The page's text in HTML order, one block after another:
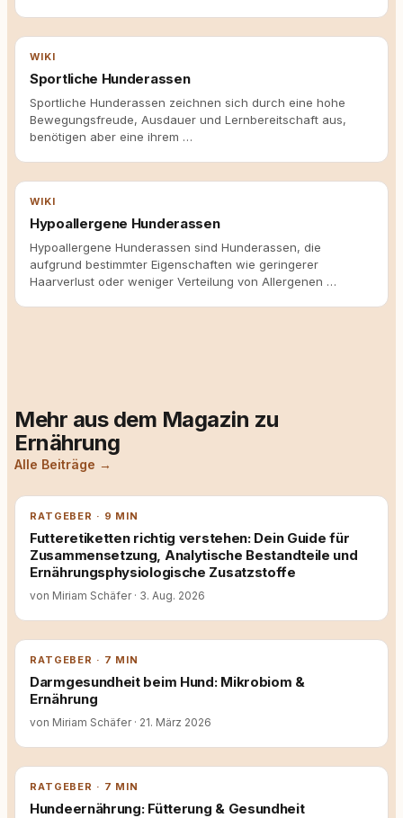
WIKI
Sportliche Hunderassen
Sportliche Hunderassen zeichnen sich durch eine hohe
Bewegungsfreude, Ausdauer und Lernbereitschaft aus,
benötigen aber eine ihrem …
WIKI
Hypoallergene Hunderassen
Hypoallergene Hunderassen sind Hunderassen, die
aufgrund bestimmter Eigenschaften wie geringerer
Haarverlust oder weniger Verteilung von Allergenen …
Mehr aus dem Magazin zu
Ernährung
Alle Beiträge →
RATGEBER · 9 MIN
Futteretiketten richtig verstehen: Dein Guide für
Zusammensetzung, Analytische Bestandteile und
Ernährungsphysiologische Zusatzstoffe
von Miriam Schäfer · 3. Aug. 2026
RATGEBER · 7 MIN
Darmgesundheit beim Hund: Mikrobiom &
Ernährung
von Miriam Schäfer · 21. März 2026
RATGEBER · 7 MIN
Hundeernährung: Fütterung & Gesundheit